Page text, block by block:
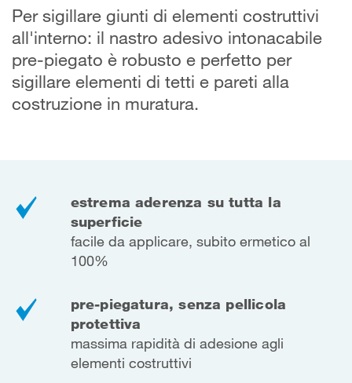
Per sigillare giunti di elementi costruttivi
all'interno: il nastro adesivo intonacabile
pre-piegato è robusto e perfetto per
sigillare elementi di tetti e pareti alla
costruzione in muratura.
estrema aderenza su tutta la
superficie
facile da applicare, subito ermeticoal
100%
pre-piegatura, senza pellicola
protettiva
massima rapidità di adesione agli
elementi costruttivi